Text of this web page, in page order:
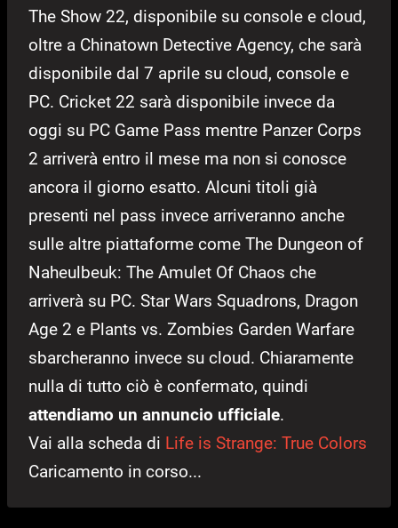
The Show 22, disponibile su console e cloud,
oltre a Chinatown Detective Agency, che sarà
disponibile dal 7 aprile su cloud, console e
PC. Cricket 22 sarà disponibile invece da
oggi su PC Game Pass mentre Panzer Corps
2 arriverà entro il mese ma non si conosce
ancora il giorno esatto. Alcuni titoli già
presenti nel pass invece arriveranno anche
sulle altre piattaforme come The Dungeon of
Naheulbeuk: The Amulet Of Chaos che
arriverà su PC. Star Wars Squadrons, Dragon
Age 2 e Plants vs. Zombies Garden Warfare
sbarcheranno invece su cloud. Chiaramente
nulla di tutto ciò è confermato, quindi
attendiamo un annuncio ufficiale.
Vai alla scheda di Life is Strange: True Colors
Caricamento in corso...